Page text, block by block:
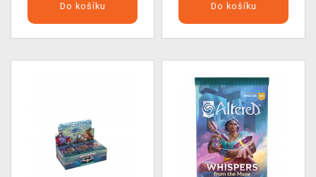
Do košíku Do košíku